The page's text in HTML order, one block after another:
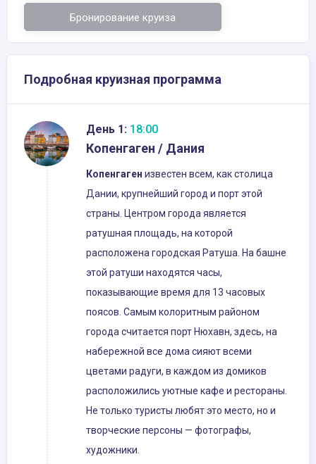
Бронирование круиза
Подробная круизная программа
День 1: 18:00
Копенгаген / Дания
Копенгаген известен всем, как столица
Дании, крупнейший город и порт этой
страны. Центром города является
ратушная площадь, на которой
расположена городская Ратуша. На башне
этой ратуши находятся часы,
показывающие время для 13 часовых
поясов. Самым колоритным районом
города считается порт Нюхавн, здесь, на
набережной все дома сияют всеми
цветами радуги, в каждом из домиков
расположились уютные кафе и рестораны.
Не только туристы любят это место, но и
творческие персоны — фотографы,
художники.